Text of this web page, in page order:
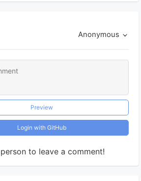
Anonymous
Preview
Login with GitHub
to leave a comment!